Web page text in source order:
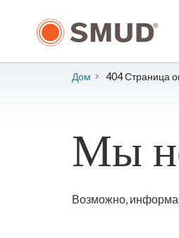
основному
Дом 404 Страница
Мы
Возможно,